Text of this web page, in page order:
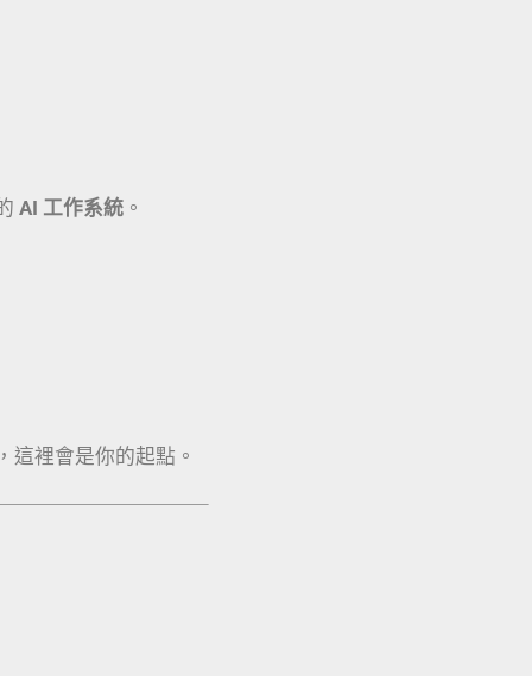
AI 工作系統 。
這裡會是你的起點。